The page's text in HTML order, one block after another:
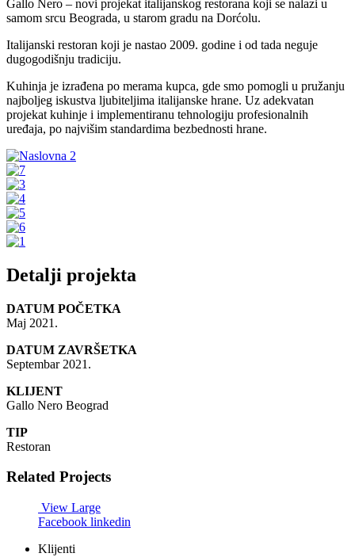
Gallo Nero – novi projekat italijanskog restorana koji se nalazi u
samom srcu Beograda, u starom gradu na Dorćolu.
Italijanski restoran koji je nastao 2009. godine i od tada neguje
dugogodišnju tradiciju.
Kuhinja je izrađena po merama kupca, gde smo pomogli u pružanju
najboljeg iskustva ljubiteljima italijanske hrane. Uz adekvatan
projekat kuhinje i implementiranu tehnologiju profesionalnih
uređaja, po najvišim standardima bezbednosti hrane.
Detalji projekta
DATUM POČETKA
Maj 2021.
DATUM ZAVRŠETKA
Septembar 2021.
KLIJENT
Gallo Nero Beograd
TIP
Restoran
Related Projects
View Large
Facebook linkedin
Klijenti